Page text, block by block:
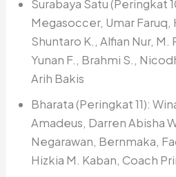
Surabaya Satu (Peringkat
Megasoccer, Umar Faruq,
Shuntaro K., Alfian Nur, M.
Yunan F., Brahmi S.,
Arih Bakis
Bharata (Peringkat 11):
Amadeus, Darren Abisha
Negarawan, Bernmaka,
Hizkia M. Kaban, Coach